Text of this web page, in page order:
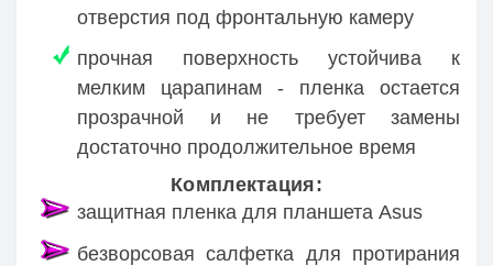
отверстия под фронтальную камеру
прочная поверхность устойчива к
мелким царапинам - пленка остается
прозрачной и не требует замены
достаточно продолжительное время
Комплектация:
защитная пленка для планшета Asus
безворсовая салфетка для протирания